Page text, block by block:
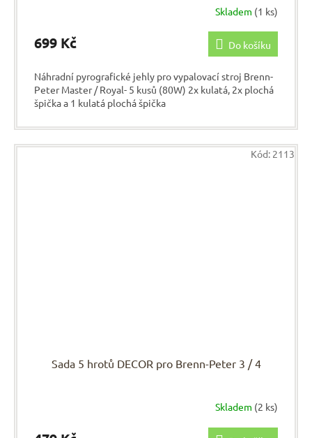
Skladem (1 ks)
699 Kč Do košíku
Náhradní pyrografické jehly pro vypalovací stroj Brenn-
Peter Master / Royal- 5 kusů (80W) 2x kulatá, 2x plochá
špička a 1 kulatá plochá špička
Sada 5 hrotů DECOR pro Brenn-Peter 3 / 4
Skladem (2 ks)
Kód: 2113